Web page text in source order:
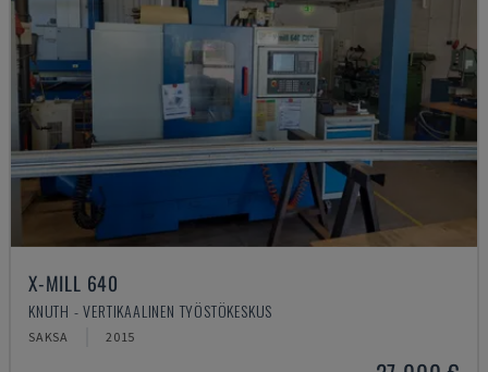
X-MILL 640
KNUTH - VERTIKAALINEN TYÖSTÖKESKUS
SAKSA 2015